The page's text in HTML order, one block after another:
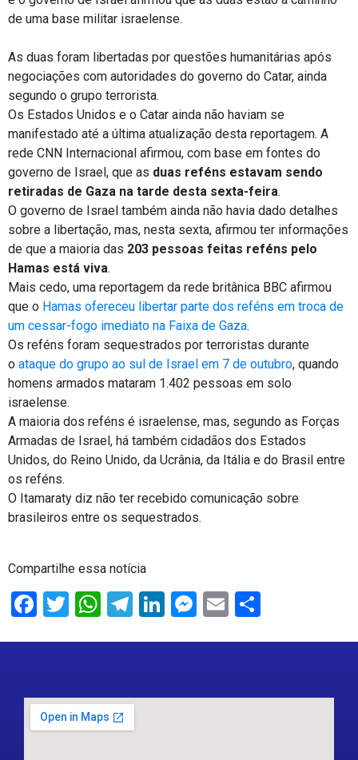
de uma base militar israelense.
As duas foram libertadas por questões humanitárias após
negociações com autoridades do governo do Catar, ainda
segundo o grupo terrorista.
Os Estados Unidos e o Catar ainda não haviam se
manifestado até a última atualização desta reportagem. A
rede CNN Internacional afirmou, com base em fontes do
governo de Israel, que as duas reféns estavam sendo
retiradas de Gaza na tarde desta sexta-feira.
O governo de Israel também ainda não havia dado detalhes
sobre a libertação, mas, nesta sexta, afirmou ter informações
de que a maioria das 203 pessoas feitas reféns pelo
Hamas está viva.
Mais cedo, uma reportagem da rede britânica BBC afirmou
que o Hamas ofereceu libertar parte dos reféns em troca de
um cessar-fogo imediato na Faixa de Gaza.
Os reféns foram sequestrados por terroristas durante
o ataque do grupo ao sul de Israel em 7 de outubro, quando
homens armados mataram 1.402 pessoas em solo
israelense.
A maioria dos reféns é israelense, mas, segundo as Forças
Armadas de Israel, há também cidadãos dos Estados
Unidos, do Reino Unido, da Ucrânia, da Itália e do Brasil entre
os reféns.
O Itamaraty diz não ter recebido comunicação sobre
brasileiros entre os sequestrados.
Compartilhe essa notícia
Facebook
Twitter
WhatsApp
Telegram
LinkedIn
Messenger
Email